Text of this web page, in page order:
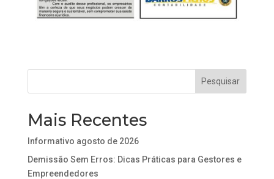
Mais Recentes
Informativo agosto de 2026
Demissão Sem Erros: Dicas Práticas para Gestores e
Empreendedores